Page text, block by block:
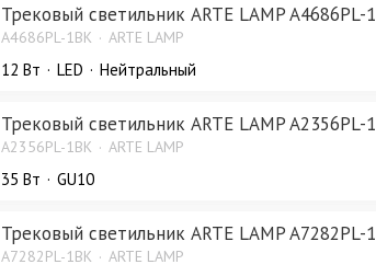
Трековый светильник ARTE LAMP A4686PL-
A4686PL-1BK ARTE LAMP
12 Bт LED Нейтральный
Трековый светильник ARTE LAMP A2356PL-
A2356PL-1BK ARTE LAMP
35 Bт GU10
Трековый светильник ARTE LAMP A7282PL-
A7282PL-1BK ARTE LAMP